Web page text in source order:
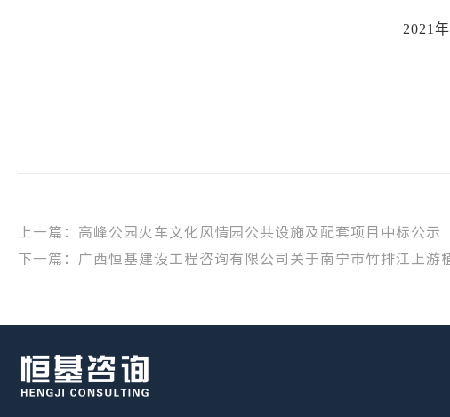
2021 年
上一篇：高峰公园火车文化风情园公共设施及配套项目中标公示